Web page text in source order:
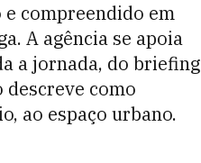
compreendido em
A agência se apoia
a jornada, do briefing
como
ao espaço urbano.